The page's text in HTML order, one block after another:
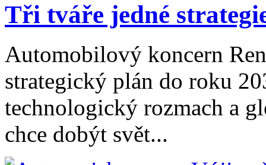
Tři tváře jedné
Automobilový koncern
strategický plán do roku
technologický rozmach a
chce dobýt svět...